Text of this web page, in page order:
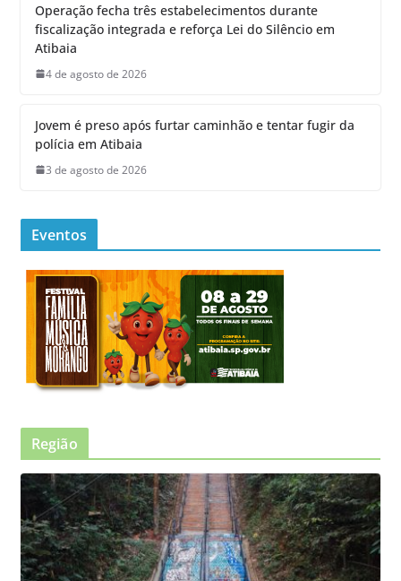
Operação fecha três estabelecimentos durante
fiscalização integrada e reforça Lei do Silêncio em
Atibaia
4 de agosto de 2026
Jovem é preso após furtar caminhão e tentar fugir da
polícia em Atibaia
3 de agosto de 2026
Eventos
Região